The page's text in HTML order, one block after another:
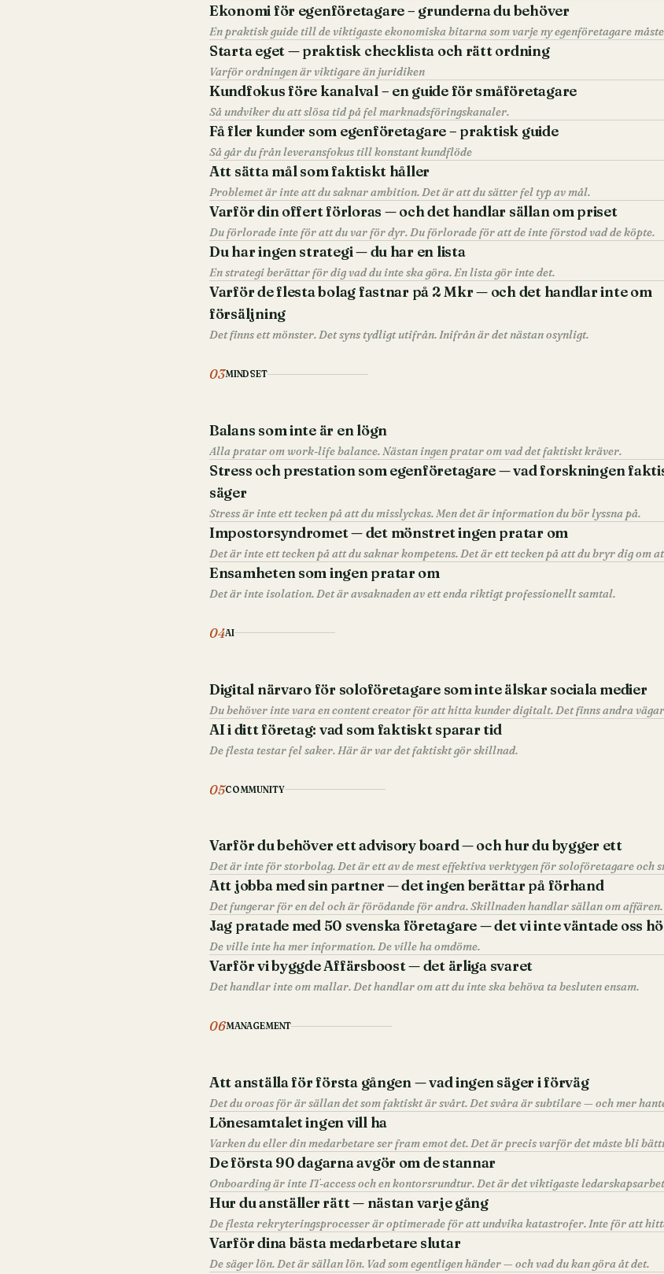
Ekonomi för egenföretagare – grunderna du behöver
En praktisk guide till de viktigaste ekonomiska bitarna som varje ny egenföretagare
Starta eget — praktisk checklista och rätt ordning
Varför ordningen är viktigare än juridiken
Kundfokus före kanalval – en guide för småföretagare
Så undviker du att slösa tid på fel marknadsföringskanaler.
Få fler kunder som egenföretagare – praktisk guide
Så går du från leveransfokus till konstant kundflöde
Att sätta mål som faktiskt håller
Problemet är inte att du saknar ambition. Det är att du sätter fel typ av mål.
Varför din offert förloras — och det handlar sällan om priset
Du förlorade inte för att du var för dyr. Du förlorade för att de inte förstod vad de köpte.
Du har ingen strategi — du har en lista
En strategi berättar för dig vad du inte ska göra. En lista gör inte det.
Varför de flesta bolag fastnar på 2 Mkr — och det handlar inte om
försäljning
Det finns ett mönster. Det syns tydligt utifrån. Inifrån är det nästan osynligt.
03MINDSET
Balans som inte är en lögn
Alla pratar om work-life balance. Nästan ingen pratar om vad det faktiskt kräver.
Stress och prestation som egenföretagare — vad forskningen
säger
Stress är inte ett tecken på att du misslyckas. Men det är information du bör lyssna på.
Impostorsyndromet — det mönstret ingen pratar om
Ensamheten som ingen pratar om
Det är inte isolation. Det är avsaknaden av ett enda riktigt professionellt samtal.
04AI
Digital närvaro för soloföretagare som inte älskar sociala medier
Du behöver inte vara en content creator för att hitta kunder digitalt. Det finns andra
AI i ditt företag: vad som faktiskt sparar tid
De flesta testar fel saker. Här är var det faktiskt gör skillnad.
05COMMUNITY
Varför du behöver ett advisory board — och hur du bygger ett
Att jobba med sin partner — det ingen berättar på förhand
Det fungerar för en del och är förödande för andra. Skillnaden handlar sällan om affären.
Jag pratade med 50 svenska företagare — det vi inte väntade oss
De ville inte ha mer information. De ville ha omdöme.
Varför vi byggde Affärsboost — det ärliga svaret
Det handlar inte om mallar. Det handlar om att du inte ska behöva ta besluten ensam.
06MANAGEMENT
Att anställa för första gången — vad ingen säger i förväg
Lönesamtalet ingen vill ha
Varken du eller din medarbetare ser fram emot det. Det är precis varför det måste bli
De första 90 dagarna avgör om de stannar
Hur du anställer rätt — nästan varje gång
De flesta rekryteringsprocesser är optimerade för att undvika katastrofer. Inte för att
Varför dina bästa medarbetare slutar
De säger lön. Det är sällan lön. Vad som egentligen händer — och vad du kan göra åt det.